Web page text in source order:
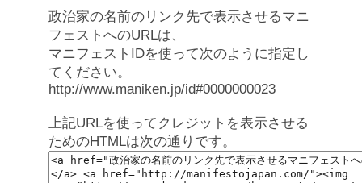
政治家の名前のリンク先で表示させるマニ
フェストへのURLは、
マニフェストIDを使って次のように指定し
てください。
http://www.maniken.jp/id#0000000023
上記URLを使ってクレジットを表示させる
ためのHTMLは次の通りです。